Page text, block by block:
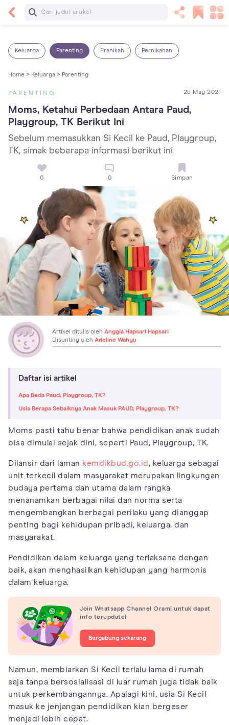
Baca Selanjutnya
Keluarga Parenting Pranikah Pernikahan
Home > Keluarga > Parenting
PARENTING 25 May 2021
Moms, Ketahui Perbedaan Antara Paud,
Playgroup, TK Berikut Ini
Sebelum memasukkan Si Kecil ke Paud, Playgroup,
TK, simak beberapa informasi berikut ini
0 0 Simpan
Artikel ditulis oleh Anggia Hapsari Hapsari
Disunting oleh Adeline Wahyu
Daftar isi artikel
Apa Beda Paud, Playgroup, TK?
Usia Berapa Sebaiknya Anak Masuk PAUD, Playgroup, TK?
Moms pasti tahu benar bahwa pendidikan anak sudah
bisa dimulai sejak dini, seperti Paud, Playgroup, TK.
Dilansir dari laman kemdikbud.go.id, keluarga sebagai
unit terkecil dalam masyarakat merupakan lingkungan
budaya pertama dan utama dalam rangka
menanamkan berbagai nilai dan norma serta
mengembangkan berbagai perilaku yang dianggap
penting bagi kehidupan pribadi, keluarga, dan
masyarakat.
Pendidikan dalam keluarga yang terlaksana dengan
baik, akan menghasilkan kehidupan yang harmonis
dalam keluarga.
Join Whatsapp Channel Orami untuk dapat
info terupdate!
Bergabung sekarang
Namun, membiarkan Si Kecil terlalu lama di rumah
saja tanpa bersosialisasi di luar rumah juga tidak baik
untuk perkembangannya. Apalagi kini, usia Si Kecil
masuk ke jenjangan pendidikan kian bergeser
menjadi lebih cepat.